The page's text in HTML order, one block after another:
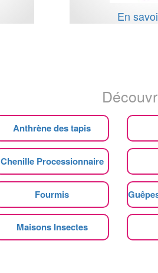
En
Anthrène des tapis
Chenille Processionnaire
Fourmis
Maisons Insectes